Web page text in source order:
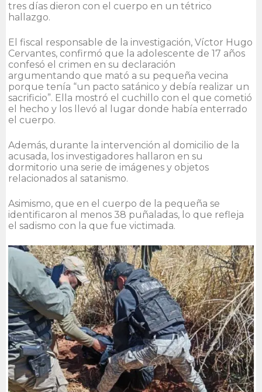
tres días dieron con el cuerpo en un tétrico
hallazgo.
El fiscal responsable de la investigación, Víctor Hugo
Cervantes, confirmó que la adolescente de 17 años
confesó el crimen en su declaración
argumentando que mató a su pequeña vecina
porque tenía “un pacto satánico y debía realizar un
sacrificio”. Ella mostró el cuchillo con el que cometió
el hecho y los llevó al lugar donde había enterrado
el cuerpo.
Además, durante la intervención al domicilio de la
acusada, los investigadores hallaron en su
dormitorio una serie de imágenes y objetos
relacionados al satanismo.
Asimismo, que en el cuerpo de la pequeña se
identificaron al menos 38 puñaladas, lo que refleja
el sadismo con la que fue victimada.